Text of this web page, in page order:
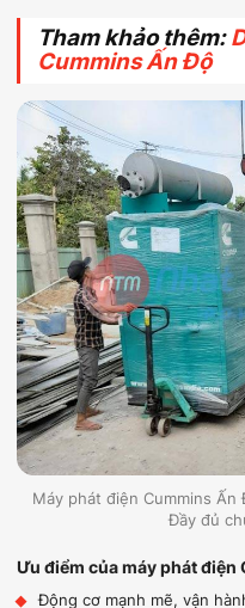
Tham khảo thêm:
Cummins Ấn Độ
Máy phát điện Cummins Ấn
Đầy đủ
Ưu điểm của máy phát điện
Động cơ mạnh mẽ, vận